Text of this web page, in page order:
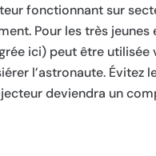
fonctionnant sur
Pour les très
ici) peut être utilisée
l’astronaute. Évitez
deviendra un